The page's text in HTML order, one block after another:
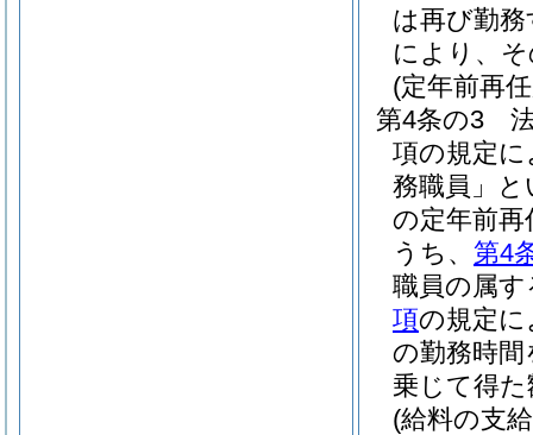
は再び勤
により、
(定年前再
第4条の3
項の規定
務職員」と
の定年前再
うち、 第4
職員の属
項の規定に
の勤務時間
乗じて得
(給料の支